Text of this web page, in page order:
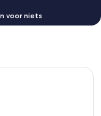
voor niets